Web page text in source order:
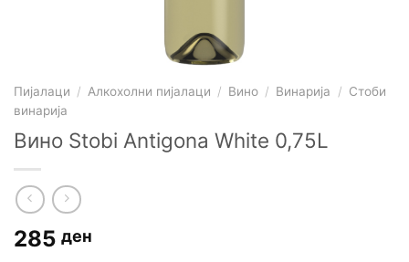
Пијалаци / Алкохолни пијалаци / Вино / Винарија / Стоби
винарија
Вино Stobi Antigona White 0,75L
285 ден